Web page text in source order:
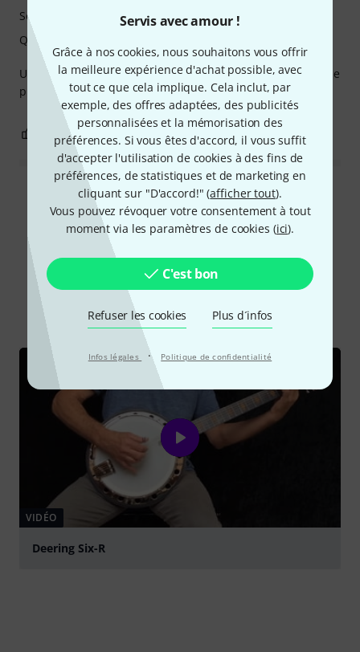
Servis avec amour !
Grâce à nos cookies, nous souhaitons vous offrir
la meilleure expérience d'achat possible, avec
tout ce que cela implique. Cela inclut, par
exemple, des offres adaptées, des publicités
personnalisées et la mémorisation des
préférences. Si vous êtes d'accord, il vous suffit
d'accepter l'utilisation de cookies à des fins de
préférences, de statistiques et de marketing en
cliquant sur "D'accord!" (afficher tout).
Vous pouvez révoquer votre consentement à tout
moment via les paramètres de cookies (ici).
C'est bon
Refuser les cookies Plus d´infos
Infos légales · Politique de confidentialité
Un banjo américain, imbattable à ce prix. Que demander de
plus ?
Son
Qualité de fabrication
Lire toutes les évaluations
Le saviez-vous?
Tout Vidéos
VIDÉO
Deering Six-R